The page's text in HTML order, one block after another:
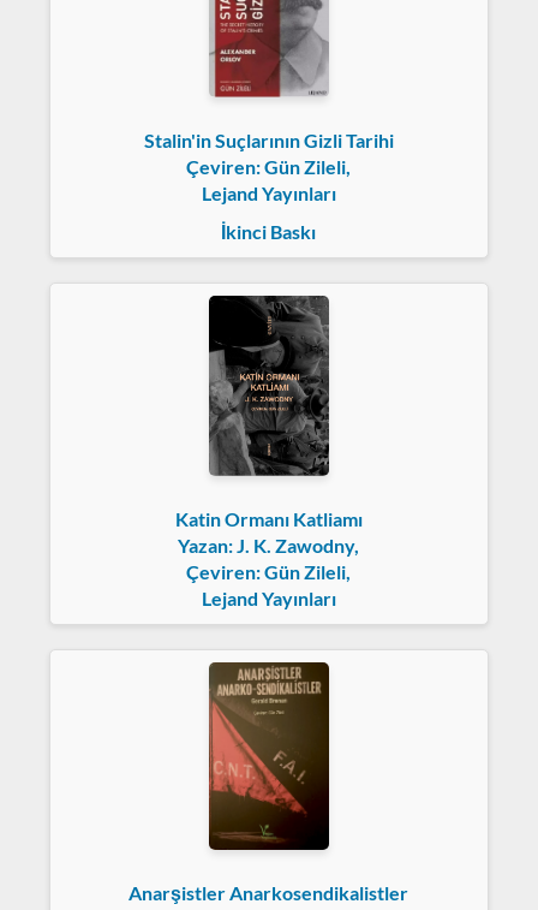
Stalin'in Suçlarının Gizli Tarihi
Çeviren: Gün Zileli,
Lejand Yayınları
İkinci Baskı
Katin Ormanı Katliamı
Yazan: J. K. Zawodny,
Çeviren: Gün Zileli,
Lejand Yayınları
Anarşistler Anarkosendikalistler